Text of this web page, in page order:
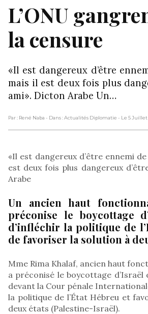
L’ONU
la censure
«Il est dangereux d’être
mais il est deux fois plus
ami». Dicton Arabe Un…
Par : René Naba - Dans : Actualités Diplomatie - Le 5 Juillet
«Il est dangereux d’être ennemi de
est deux fois plus dangereux
Arabe
Un ancien haut
préconise le boycottage
d’infléchir la politique de
de favoriser la solution à
Mme Rima Khalaf, ancien haut
a préconisé le boycottage
devant la Cour pénale
la politique de l’État Hébreu et
deux états (Palestine-Israël).